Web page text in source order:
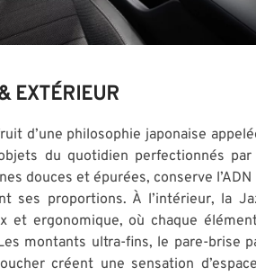
EXTÉRIEUR
d’une philosophie japonaise
du quotidien perfectionnés par
douces et épurées, conserve
ses proportions. À l’intérieur, la
et ergonomique, où chaque
montants ultra-fins, le pare-brise
créent une sensation